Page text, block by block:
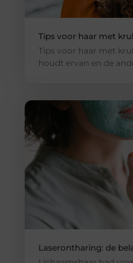
Tips voor haar met
Tips voor haar met
houdt ervan en de
Laserontharing: de